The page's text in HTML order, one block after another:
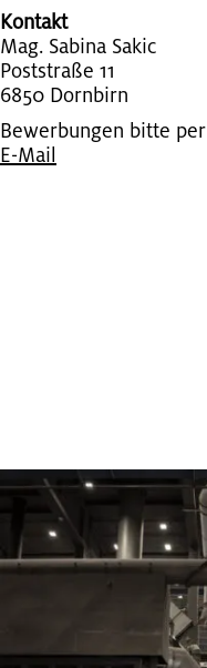
Kontakt
Mag. Sa­bi­na Sakic
Post­stra­ße 11
6850 Dorn­birn
Bewerbungen bitte per
E-Mail